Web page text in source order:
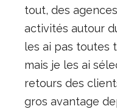
tout, des
activités autour
les ai pas toutes
mais je les ai
retours des
gros avantage